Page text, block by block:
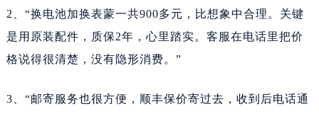
云南省怒江傈僳族自治州泸水市人民路天梭售后服务中心（需提前预约）
云南省普洱市思茅区振兴大道天梭售后服务中心（需提前预约）
云南省西双版纳傣族自治州景洪市宣慰大道天梭售后服务中心（需提前预约）
2、“换电池加换表蒙一共900多元，比想象中合理。关键
是用原装配件，质保2年，心里踏实。客服在电话里把价
格说得很清楚，没有隐形消费。”
3、“邮寄服务也很方便，顺丰保价寄过去，收到后电话通